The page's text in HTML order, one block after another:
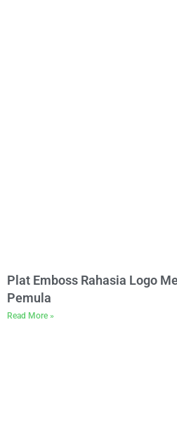
Plat Emboss Rahasia Logo
Pemula
Read More »